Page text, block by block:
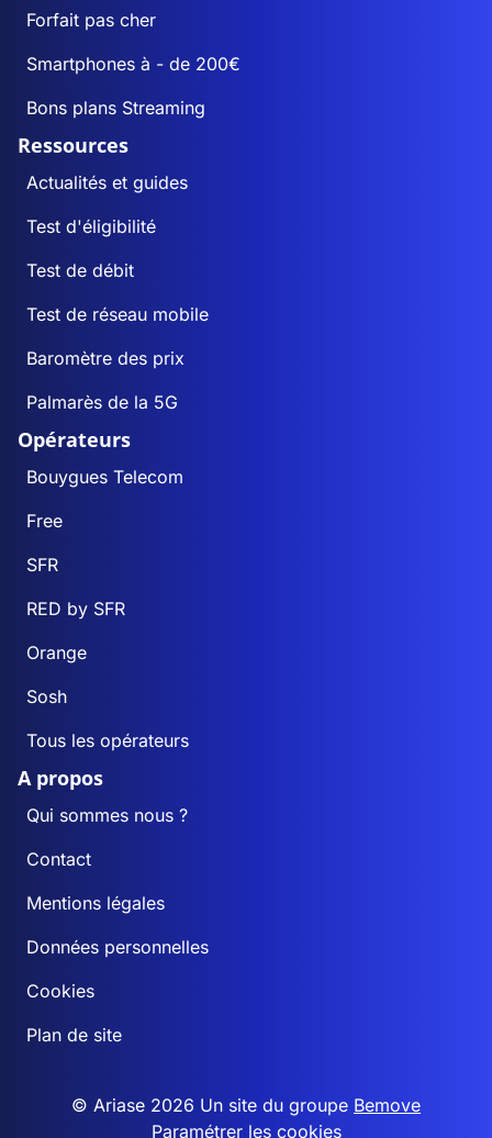
Forfait pas cher
Smartphones à - de 200€
Bons plans Streaming
Ressources
Actualités et guides
Test d'éligibilité
Test de débit
Test de réseau mobile
Baromètre des prix
Palmarès de la 5G
Opérateurs
Bouygues Telecom
Free
SFR
RED by SFR
Orange
Sosh
Tous les opérateurs
A propos
Qui sommes nous ?
Contact
Mentions légales
Données personnelles
Cookies
Plan de site
© Ariase 2026 Un site du groupe Bemove
Paramétrer les cookies